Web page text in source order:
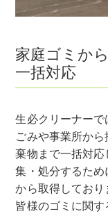
家庭ゴミか
一括対応
生必クリーナー
ごみや事業所か
棄物まで一括対
集・処分するた
から取得しており
皆様のゴミに関